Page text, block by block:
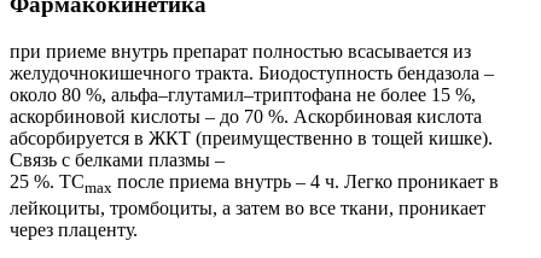
при приеме внутрь препарат полностью всасывается из
желудочнокишечного тракта. Биодоступность бендазола –
около 80 %, альфа–глутамил–триптофана не более 15 %,
аскорбиновой кислоты – до 70 %. Аскорбиновая кислота
абсорбируется в ЖКТ (преимущественно в тощей кишке).
Связь с белками плазмы –
25 %. ТСmах после приема внутрь – 4 ч. Легко проникает в
лейкоциты, тромбоциты, а затем во все ткани, проникает
через плаценту.